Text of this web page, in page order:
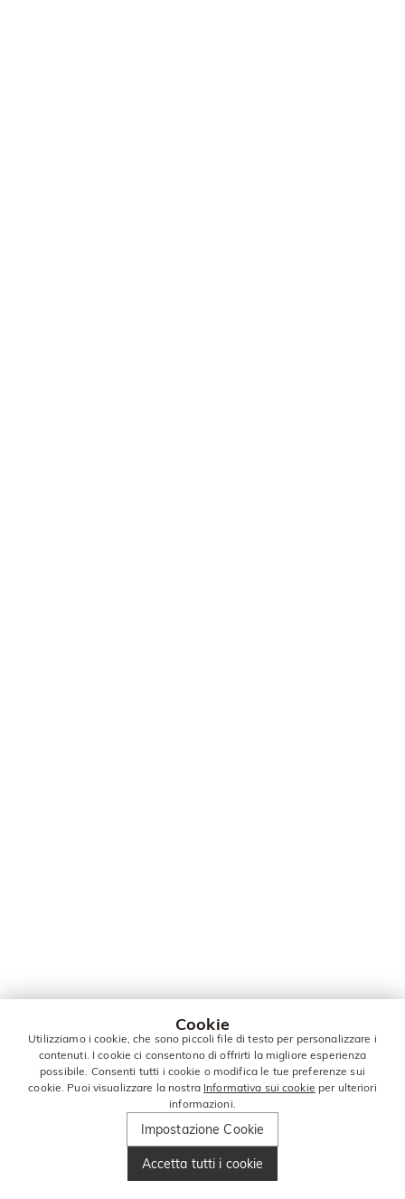
Cookie
Utilizziamo i cookie, che sono piccoli file di testo per personalizzare i
contenuti. I cookie ci consentono di offrirti la migliore esperienza
possibile. Consenti tutti i cookie o modifica le tue preferenze sui
cookie. Puoi visualizzare la nostra Informativa sui cookie per ulteriori
informazioni.
Impostazione Cookie
Accetta tutti i cookie